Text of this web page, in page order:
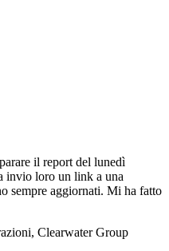
il report del lunedì
invio loro un link a una
sempre aggiornati. Mi ha fatto
Clearwater Group